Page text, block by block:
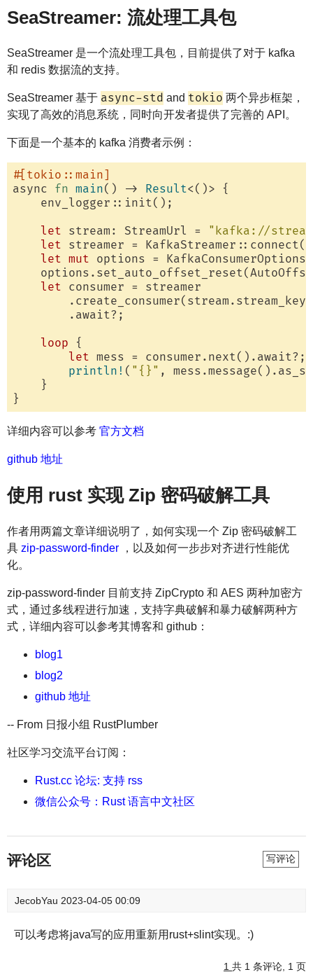
SeaStreamer: 流处理工具包
SeaStreamer 是一个流处理工具包，目前提供了对于 kafka
和 redis 数据流的支持。
SeaStreamer 基于 async-std and tokio 两个异步框架，
实现了高效的消息系统，同时向开发者提供了完善的 API。
下面是一个基本的 kafka 消费者示例：
#[tokio::main]
async fn main() -> Result<()> {
    env_logger::init();
let stream: StreamUrl = "kafka://
let streamer =
let mut options =
let consumer = streamer
        .await?;
loop {
let mess = consumer.next().await?;
println! ( "{}" ,
    }
详细内容可以参考 官方文档
github 地址
使用 rust 实现 Zip 密码破解工具
作者用两篇文章详细说明了，如何实现一个 Zip 密码破解工
具 zip-password-finder ，以及如何一步步对齐进行性能优
化。
zip-password-finder 目前支持 ZipCrypto 和 AES 两种加密方
式，通过多线程进行加速，支持字典破解和暴力破解两种方
式，详细内容可以参考其博客和 github：
blog1
blog2
github 地址
-- From 日报小组 RustPlumber
社区学习交流平台订阅：
Rust.cc 论坛: 支持 rss
微信公众号：Rust 语言中文社区
评论区 写评论
JecobYau 2023-04-05 00:09
可以考虑将java写的应用重新用rust+slint实现。:)
1 共 1 条评论, 1 页